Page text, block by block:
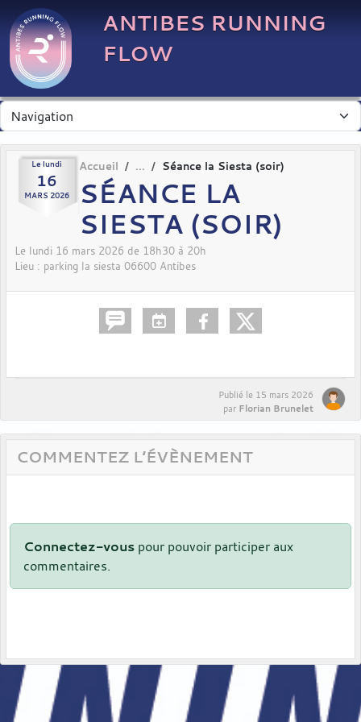
ANTIBES RUNNING
FLOW
Le lundi
16
MARS 2026
Accueil Séance la Siesta (soir)
SÉANCE LA
SIESTA (SOIR)
Le lundi 16 mars 2026 de 18h30 à 20h
Lieu : parking la siesta 06600 Antibes
Publié le 15 mars 2026
par Florian Brunelet
COMMENTEZ L’ÉVÈNEMENT
Connectez-vous pour pouvoir participer aux
commentaires.
Panneau de gestion des cookies